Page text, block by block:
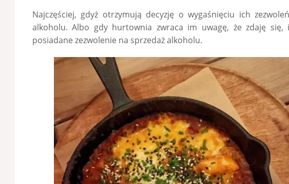
Najczęściej, gdyż otrzymują decyzję o wygaśnięciu ich
alkoholu. Albo gdy hurtownia zwraca im uwagę, że zdaję się,
posiadane zezwolenie na sprzedaż alkoholu.